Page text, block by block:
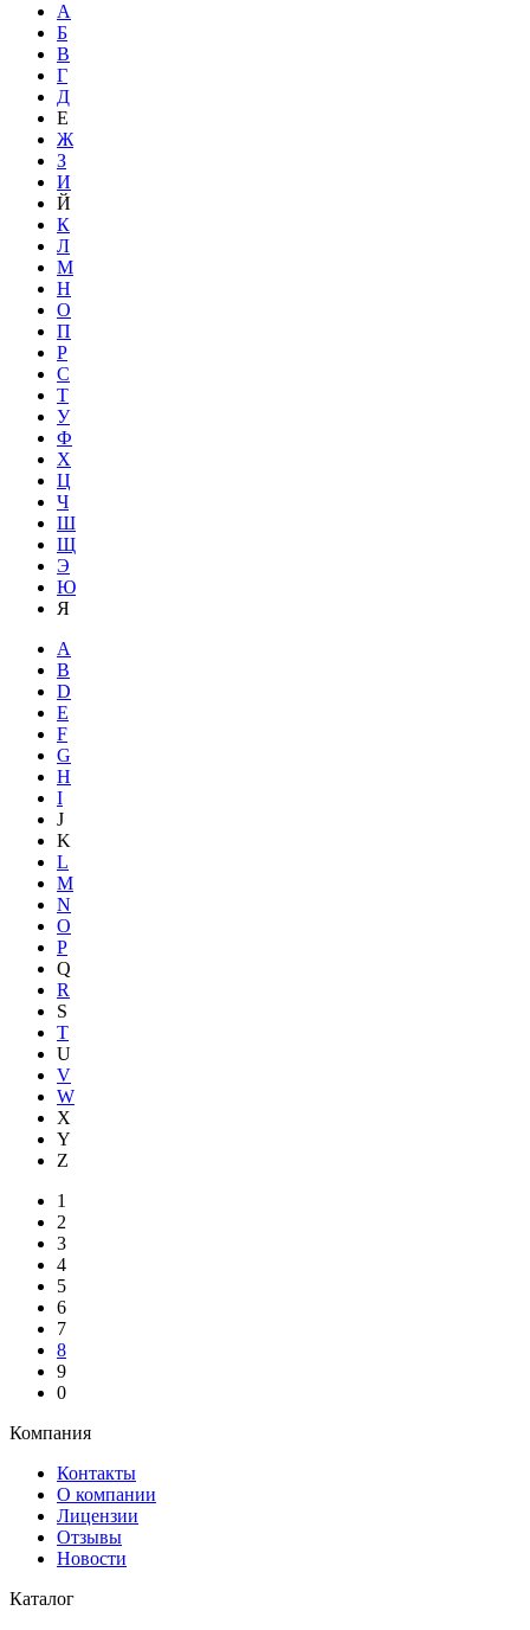
А
Б
В
Г
Д
Е
Ж
З
И
Й
К
Л
М
Н
О
П
Р
С
Т
У
Ф
Х
Ц
Ч
Ш
Щ
Э
Ю
Я
A
B
D
E
F
G
H
I
J
K
L
M
N
O
P
Q
R
S
T
U
V
W
X
Y
Z
1
2
3
4
5
6
7
8
9
0
Компания
Контакты
О компании
Лицензии
Отзывы
Новости
Каталог